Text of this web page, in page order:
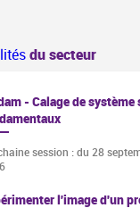
du secteur
- Calage de système
session : du 28
l'image d'un